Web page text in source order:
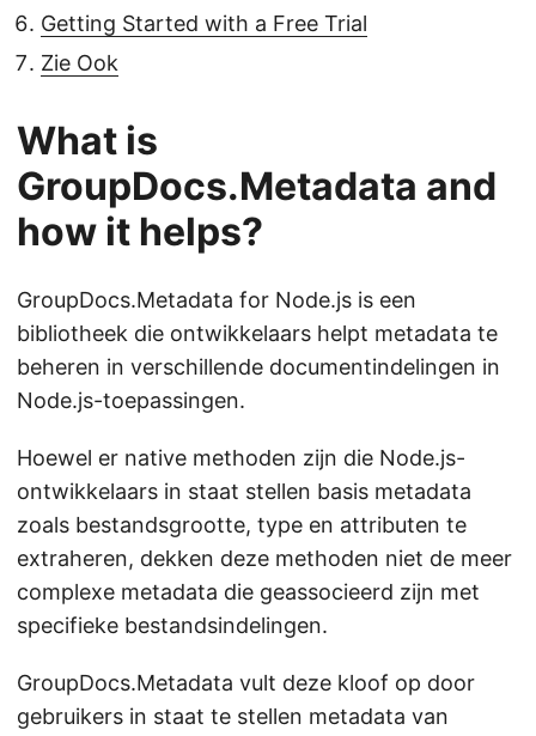
Getting Started with a Free Trial
Zie Ook
What is
GroupDocs.Metadata and
how it helps?
GroupDocs.Metadata for Node.js is een
bibliotheek die ontwikkelaars helpt metadata te
beheren in verschillende documentindelingen in
Node.js-toepassingen.
Hoewel er native methoden zijn die Node.js-
ontwikkelaars in staat stellen basis metadata
zoals bestandsgrootte, type en attributen te
extraheren, dekken deze methoden niet de meer
complexe metadata die geassocieerd zijn met
specifieke bestandsindelingen.
GroupDocs.Metadata vult deze kloof op door
gebruikers in staat te stellen metadata van